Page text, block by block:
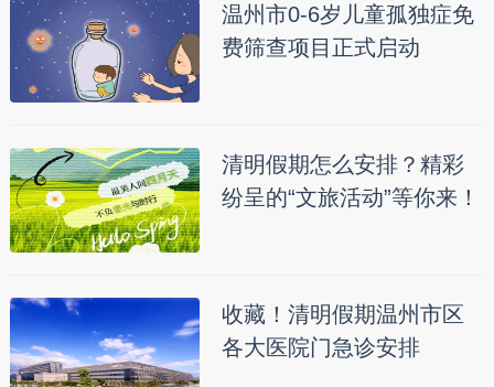
温州市0-6岁儿童孤独症免
费筛查项目正式启动
清明假期怎么安排？精彩
纷呈的“文旅活动”等你来！
收藏！清明假期温州市区
各大医院门急诊安排